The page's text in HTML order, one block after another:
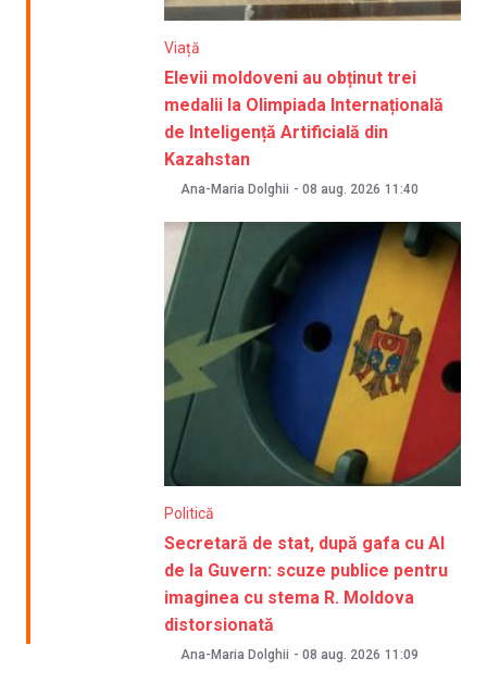
Viață
Elevii moldoveni au obținut trei
medalii la Olimpiada Internațională
de Inteligență Artificială din
Kazahstan
Ana-Maria Dolghii - 08 aug. 2026 11:40
Politică
Secretară de stat, după gafa cu AI
de la Guvern: scuze publice pentru
imaginea cu stema R. Moldova
distorsionată
Ana-Maria Dolghii - 08 aug. 2026 11:09